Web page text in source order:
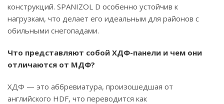
конструкций. SPANIZOL D особенно устойчив к
нагрузкам, что делает его идеальным для районов с
обильными снегопадами.
Что представляют собой ХДФ-панели и чем они
отличаются от МДФ?
ХДФ — это аббревиатура, произошедшая от
английского HDF, что переводится как